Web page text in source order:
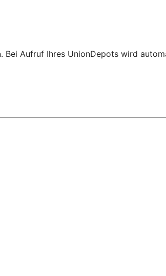
Aufruf Ihres UnionDepots wird